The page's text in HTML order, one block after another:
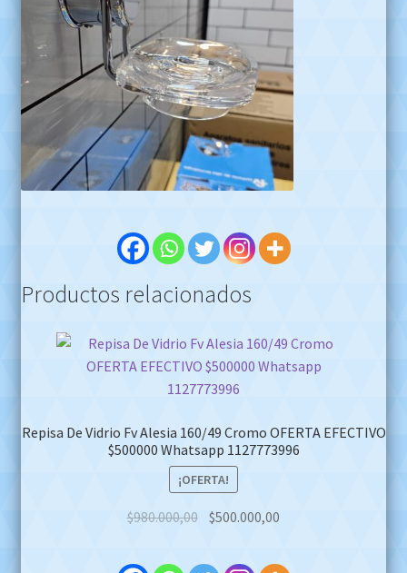
Productos relacionados
Repisa De Vidrio Fv Alesia 160/49 Cromo OFERTA EFECTIVO
$500000 Whatsapp 1127773996
¡OFERTA!
$980.000,00 Original
was:
$500.000,00
is: